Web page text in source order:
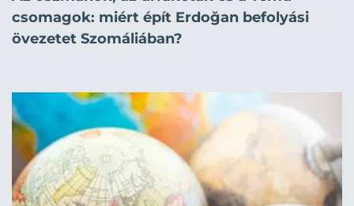
csomagok: miért épít Erdoğan befolyási
övezetet Szomáliában?